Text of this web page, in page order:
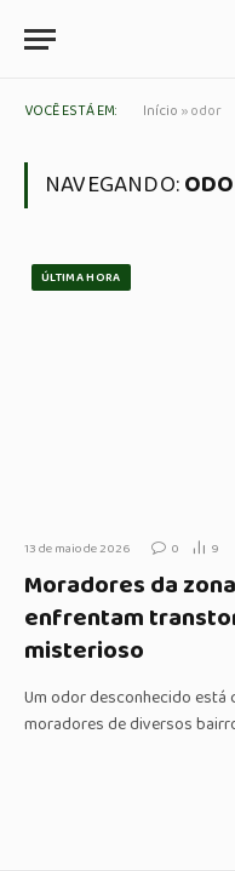
VOCÊ ESTÁ EM: Início »odor
NAVEGANDO:
ÚLTIMA HORA
13 de maio de 2026 0 9
Moradores da
enfrentam
misterioso
Um odor desconhecido está
moradores de diversos